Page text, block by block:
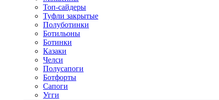
Топ-сайдеры
Туфли закрытые
Полуботинки
Ботильоны
Ботинки
Казаки
Челси
Полусапоги
Ботфорты
Сапоги
Угги